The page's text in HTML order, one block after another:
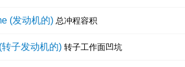
(发动机的) 总冲程容积
子发动机的) 转子工作面凹坑